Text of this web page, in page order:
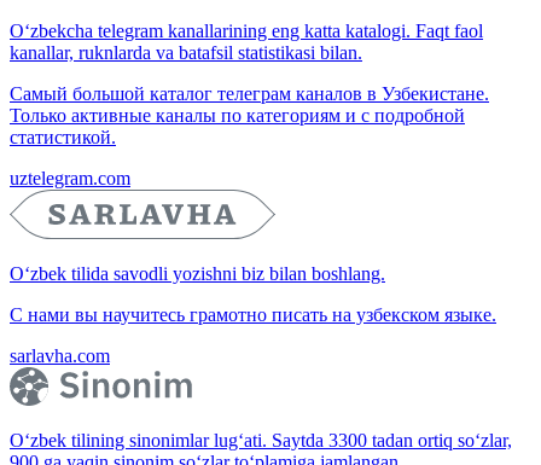
O‘zbekcha telegram kanallarining eng katta katalogi. Faqt faol
kanallar, ruknlarda va batafsil statistikasi bilan.
Самый большой каталог телеграм каналов в Узбекистане.
Только активные каналы по категориям и с подробной
статистикой.
uztelegram.com
O‘zbek tilida savodli yozishni biz bilan boshlang.
С нами вы научитесь грамотно писать на узбекском языке.
sarlavha.com
O‘zbek tilining sinonimlar lug‘ati. Saytda 3300 tadan ortiq so‘zlar,